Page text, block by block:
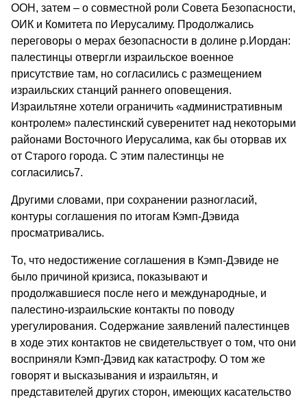
ООН, затем – о совместной роли Совета Безопасности,
ОИК и Комитета по Иерусалиму. Продолжались
переговоры о мерах безопасности в долине р.Иордан:
палестинцы отвергли израильское военное
присутствие там, но согласились с размещением
израильских станций раннего оповещения.
Израильтяне хотели ограничить «административным
контролем» палестинский суверенитет над некоторыми
районами Восточного Иерусалима, как бы оторвав их
от Старого города. С этим палестинцы не
согласились7.
Другими словами, при сохранении разногласий,
контуры соглашения по итогам Кэмп-Дэвида
просматривались.
То, что недостижение соглашения в Кэмп-Дэвиде не
было причиной кризиса, показывают и
продолжавшиеся после него и международные, и
палестино-израильские контакты по поводу
урегулирования. Содержание заявлений палестинцев
в ходе этих контактов не свидетельствует о том, что они
восприняли Кэмп-Дэвид как катастрофу. О том же
говорят и высказывания и израильтян, и
представителей других сторон, имеющих касательство